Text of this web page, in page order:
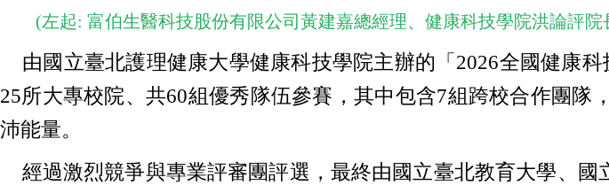
(左起: 富伯生醫科技股份有限公司黃建嘉總經理、健康科技學院洪論評
由國立臺北護理健康大學健康科技學院主辦的「2026全國健康
25所大專校院、共60組優秀隊伍參賽，其中包含7組跨校合作團
沛能量。
經過激烈競爭與專業評審團評選，最終由國立臺北教育大學、